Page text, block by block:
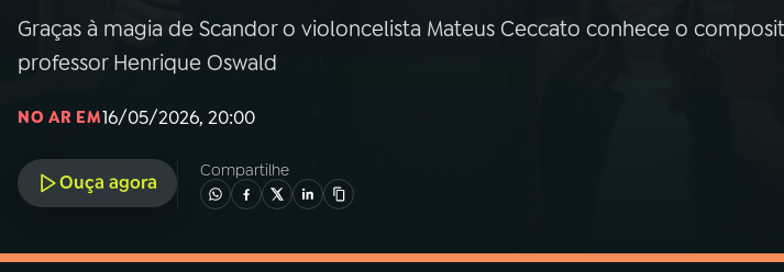
03 PROGRAMAÇÃO
05 PODCASTS
Graças à magia de Scandor o violoncelista Mateus Ceccato conhece o
professor Henrique Oswald
NO AR EM16/05/2026, 20:00
Ouça agora
Compartilhe